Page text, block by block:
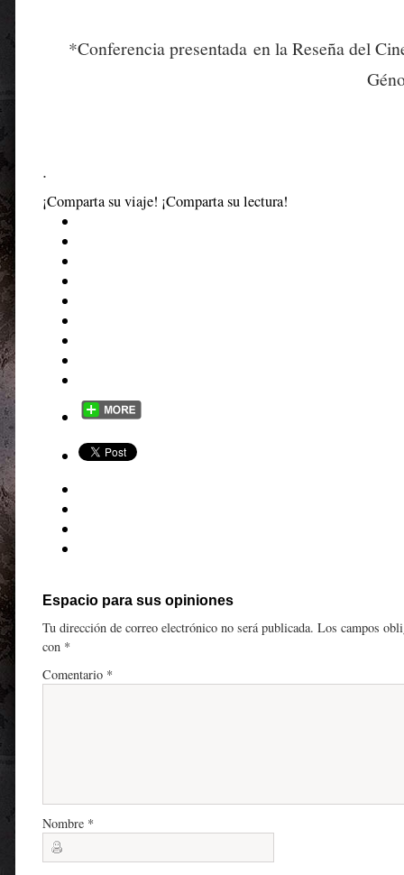
*Conferencia presentada en la Reseña del
.
¡Comparta su viaje! ¡Comparta su lectura!
Espacio para sus opiniones
Tu dirección de correo electrónico no será publicada. Los campos
con *
Comentario *
Nombre *